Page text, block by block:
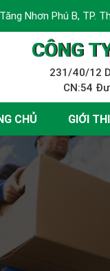
Nhơn Phú B, TP.
CÔNG
231/40/12
CN:54
CHỦ GIỚI